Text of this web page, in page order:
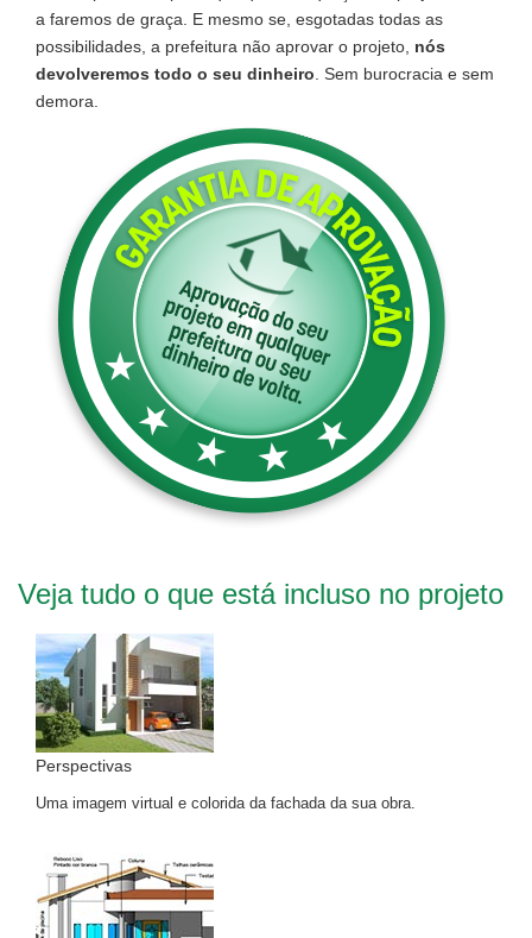
a faremos de graça. E mesmo se, esgotadas todas as
possibilidades, a prefeitura não aprovar o projeto, nós
devolveremos todo o seu dinheiro . Sem burocracia e sem
demora.
Veja tudo o que está incluso no projeto
Perspectivas
Uma imagem virtual e colorida da fachada da sua obra.